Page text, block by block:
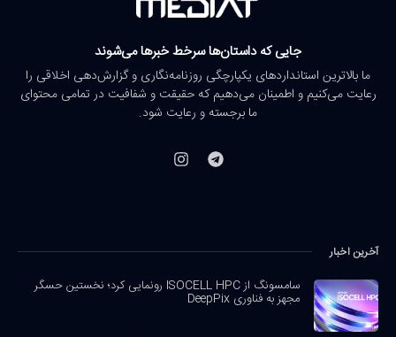
جایی که داستان‌ها سرخط خبرها می‌شوند
ما بالاترین استانداردهای یکپارچگی روزنامه‌نگاری و گزارش‌دهی اخلاقی را
رعایت می‌کنیم و اطمینان می‌دهیم که حقیقت و شفافیت در تمامی محتوای
ما برجسته و رعایت شود.
آخرین اخبار
سامسونگ از ISOCELL HPC رونمایی کرد؛ نخستین حسگر
مجهز به فناوری DeepPix